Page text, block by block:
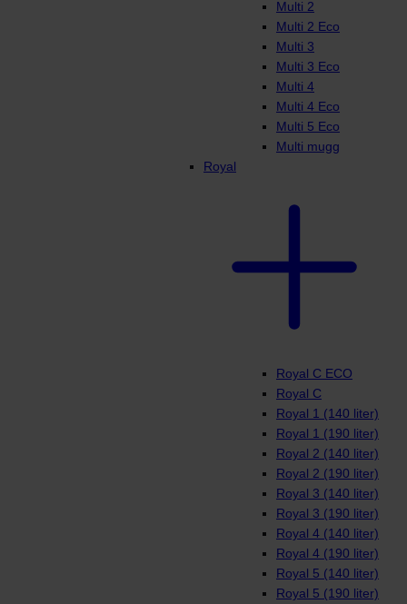
Multi 2
Multi 2 Eco
Multi 3
Multi 3 Eco
Multi 4
Multi 4 Eco
Multi 5 Eco
Multi mugg
Royal
Royal C ECO
Royal C
Royal 1 (140 liter)
Royal 1 (190 liter)
Royal 2 (140 liter)
Royal 2 (190 liter)
Royal 3 (140 liter)
Royal 3 (190 liter)
Royal 4 (140 liter)
Royal 4 (190 liter)
Royal 5 (140 liter)
Royal 5 (190 liter)